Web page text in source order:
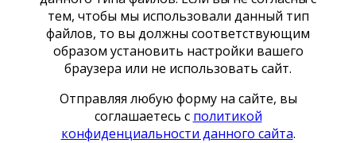
тем, чтобы мы использовали данный тип
файлов, то вы должны соответствующим
образом установить настройки вашего
браузера или не использовать сайт.
Отправляя любую форму на сайте, вы
соглашаетесь с политикой
конфиденциальности данного сайта.